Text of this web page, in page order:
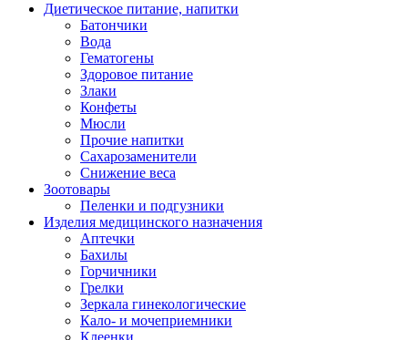
Диетическое питание, напитки
Батончики
Вода
Гематогены
Здоровое питание
Злаки
Конфеты
Мюсли
Прочие напитки
Сахарозаменители
Снижение веса
Зоотовары
Пеленки и подгузники
Изделия медицинского назначения
Аптечки
Бахилы
Горчичники
Грелки
Зеркала гинекологические
Кало- и мочеприемники
Клеенки